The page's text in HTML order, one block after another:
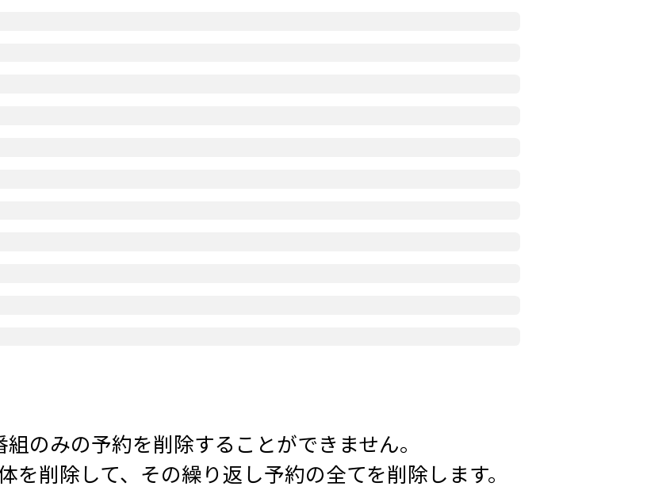
のみの予約を削除することができません。
を削除して、その繰り返し予約の全てを削除します。